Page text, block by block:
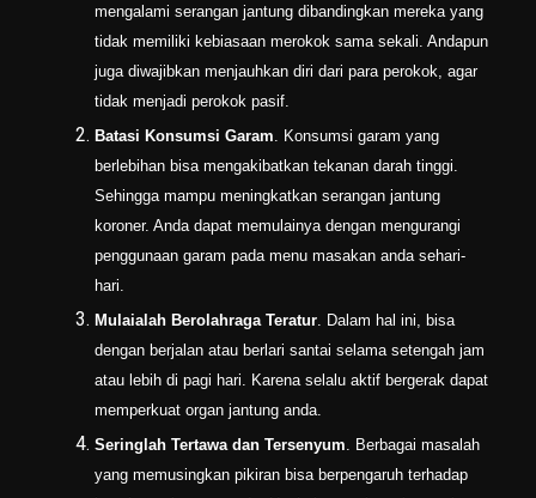
mengalami serangan jantung dibandingkan mereka yang
tidak memiliki kebiasaan merokok sama sekali. Andapun
juga diwajibkan menjauhkan diri dari para perokok, agar
tidak menjadi perokok pasif.
Batasi Konsumsi Garam. Konsumsi garam yang
berlebihan bisa mengakibatkan tekanan darah tinggi.
Sehingga mampu meningkatkan serangan jantung
koroner. Anda dapat memulainya dengan mengurangi
penggunaan garam pada menu masakan anda sehari-
hari.
Mulaialah Berolahraga Teratur. Dalam hal ini, bisa
dengan berjalan atau berlari santai selama setengah jam
atau lebih di pagi hari. Karena selalu aktif bergerak dapat
memperkuat organ jantung anda.
Seringlah Tertawa dan Tersenyum. Berbagai masalah
yang memusingkan pikiran bisa berpengaruh terhadap